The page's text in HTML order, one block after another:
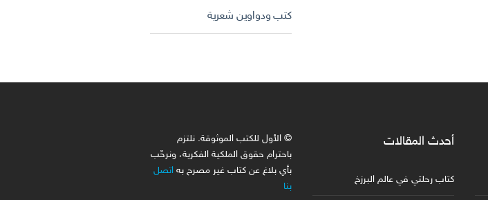
كتب ودواوين شعرية
أحدث المقالات
كتاب رحلتي في عالم البرزخ
© الأول للكتب الموثوقة. نلتزم
باحترام حقوق الملكية الفكرية، ونرحّب
بأي بلاغ عن كتاب غير مصرح به اتصل
بنا